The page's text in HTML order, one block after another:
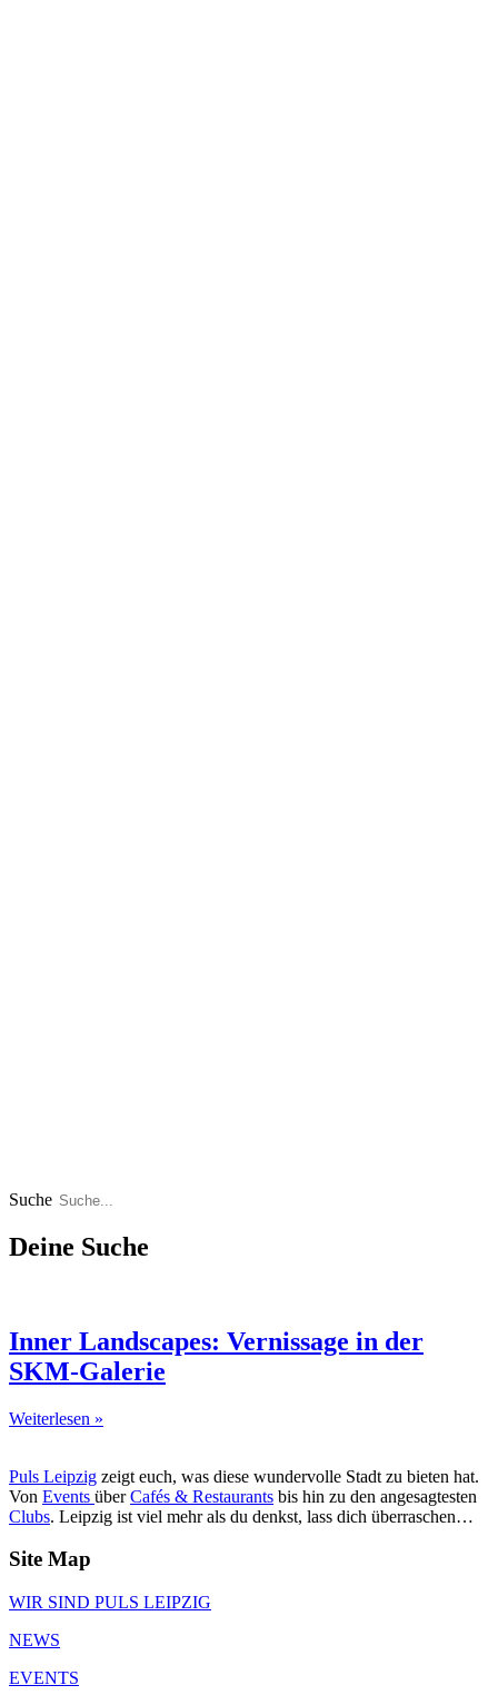
Suche
Deine Suche
Inner Landscapes: Vernissage in der
SKM-Galerie
Weiterlesen »
Puls Leipzig zeigt euch, was diese wundervolle Stadt zu bieten hat.
Von Events überCafés & Restaurants bis hin zu den angesagtesten
Clubs. Leipzig ist viel mehr als du denkst, lass dich überraschen…
Site Map
WIR SIND PULS LEIPZIG
NEWS
EVENTS